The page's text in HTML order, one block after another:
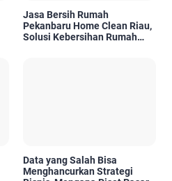
Jasa Bersih Rumah
Pekanbaru Home Clean Riau,
Solusi Kebersihan Rumah
Data yang Salah Bisa
Menghancurkan Strategi